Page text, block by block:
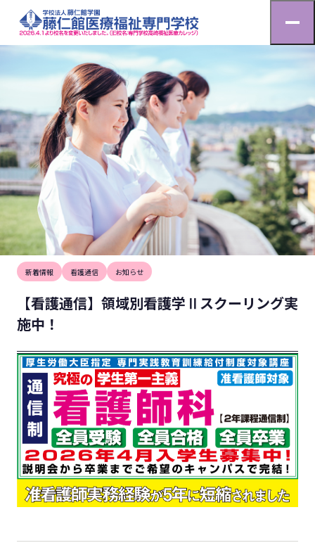
お知らせ
HOME お知らせ 【看護通信】領域別看護学Ⅱスクーリング実施中！
2025.7.12
新着情報 看護通信 お知らせ
【看護通信】領域別看護学Ⅱスクーリング実
施中！